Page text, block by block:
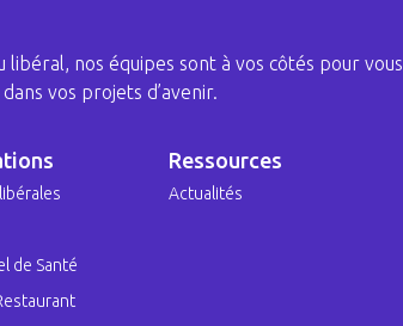
nos équipes sont à vos côtés pour vous
vos projets d’avenir.
de Santé
Ressources
Actualités